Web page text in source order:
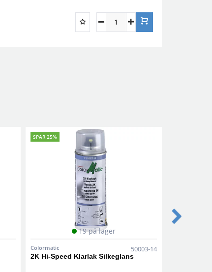
SPAR 25%
19 på lager
Colormatic 50003-14
2K Hi-Speed Klarlak Silkeglans